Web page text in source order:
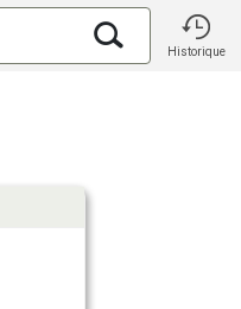
Historique